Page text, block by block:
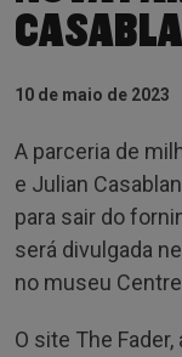
10 de maio de 2023
A parceria de
e Julian
para sair do
será divulgada
no museu
O site The